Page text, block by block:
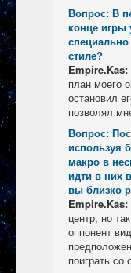
Вопрос: В
конце игры
стиле?
Empire.Kas:
план моего
остановил
позволял
Вопрос:
используя
макро в
идти в них
вы близко
Empire.Kas:
центр, но
оппонент
поиграть